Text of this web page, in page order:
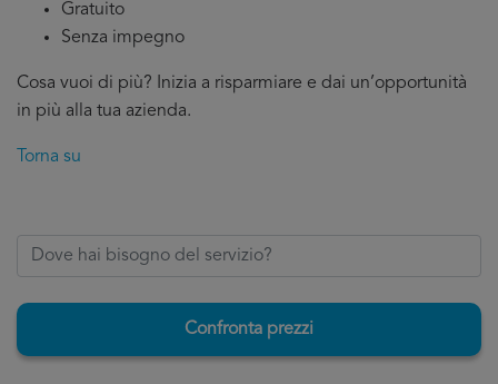
Gratuito
Senza impegno
Cosa vuoi di più? Inizia a risparmiare e dai un’opportunità
in più alla tua azienda.
Torna su
Confronta prezzi